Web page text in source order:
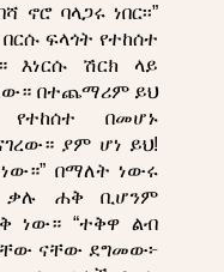
ኖሮ ባላጋሩ ነበር፡፡”
ፍላጎት የተከሰተ
እነርሱ ሽርክ ላይ
በተጨማሪም ይህ
በመሆኑ
ያም ሆነ ይህ!
በማለት ነውሩ
ቃሉ ሐቅ ቢሆንም
ነው። “ተቅዋ ልብ
ናቸው ደግመው፦